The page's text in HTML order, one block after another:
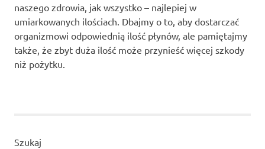
naszego zdrowia, jak wszystko – najlepiej w
umiarkowanych ilościach. Dbajmy o to, aby dostarczać
organizmowi odpowiednią ilość płynów, ale pamiętajmy
także, że zbyt duża ilość może przynieść więcej szkody
niż pożytku.
Szukaj